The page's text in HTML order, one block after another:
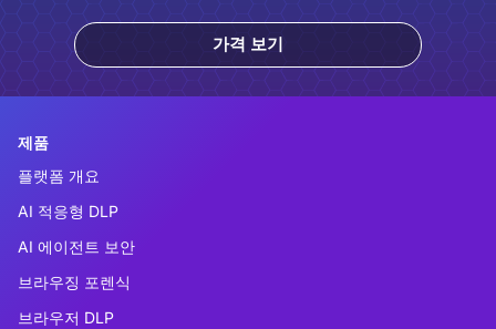
가격 보기
제품
플랫폼 개요
AI 적응형 DLP
AI 에이전트 보안
브라우징 포렌식
브라우저 DLP